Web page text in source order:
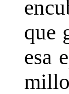
que
esa